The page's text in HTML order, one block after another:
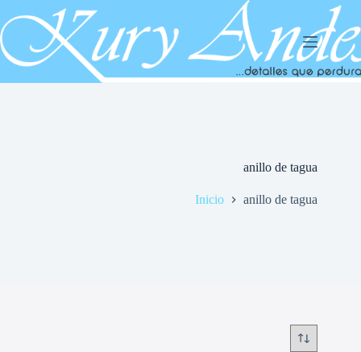
al
contenido
anillo de tagua
Inicio anillo de tagua